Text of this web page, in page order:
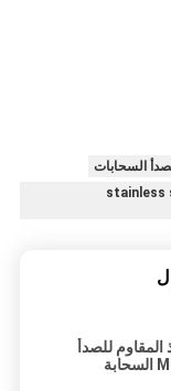
السحابات
stainless
المقاوم للصدأ
مسدس رئيس المقبس M6 السحابة